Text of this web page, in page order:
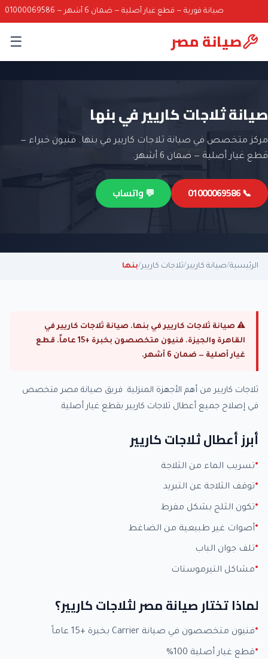
صيانة فورية — قطع غيار أصلية — ضمان 6 أشهر — 01000069586
صيانة مصر ☰
صيانة ثلاجات كاريير في بنها
مركز متخصص في صيانة ثلاجات كاريير في بنها. فنيون خبراء —
قطع غيار أصلية — ضمان 6 أشهر.
📞 01000069586 💬 واتساب
الرئيسية/صيانة كاريير/ثلاجات كاريير/بنها
⚠ صيانة ثلاجات كاريير في بنها. صيانة ثلاجات كاريير في
القاهرة والجيزة. فنيون متخصصون بخبرة +15 عاماً. قطع
غيار أصلية — ضمان 6 أشهر.
ثلاجات كاريير من أهم الأجهزة المنزلية. فريق صيانة مصر متخصص
في إصلاح جميع أعطال ثلاجات كاريير بقطع غيار أصلية.
أبرز أعطال ثلاجات كاريير
تسريب الماء من الثلاجة
توقف الثلاجة عن التبريد
تكون الثلج بشكل مفرط
أصوات غير طبيعية من الضاغط
تلف جوان الباب
مشاكل التيرموستات
لماذا تختار صيانة مصر لثلاجات كاريير؟
فنيون متخصصون في صيانة Carrier بخبرة +15 عاماً
قطع غيار أصلية 100%